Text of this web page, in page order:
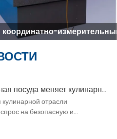
измерительный прибор
Инновационная нетоксичная посуда меняет кулинарный опыт
отрасли
на безопасную и
а также аксессуары для